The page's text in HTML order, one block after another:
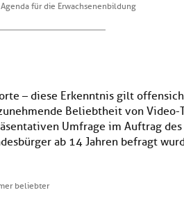
für die Erwachsenenbildung
– diese Erkenntnis gilt
Beliebtheit von Video-
Umfrage im Auftrag
ab 14 Jahren befragt
beliebter